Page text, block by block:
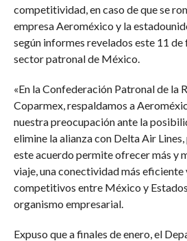
competitividad, en caso de que se
empresa Aeroméxico y la
según informes revelados este 11
sector patronal de México.
«En la Confederación Patronal de la
Coparmex, respaldamos a
nuestra preocupación ante la
elimine la alianza con Delta Air
este acuerdo permite ofrecer más y
viaje, una conectividad más eficiente
competitivos entre México y
organismo empresarial.
Expuso que a finales de enero, el